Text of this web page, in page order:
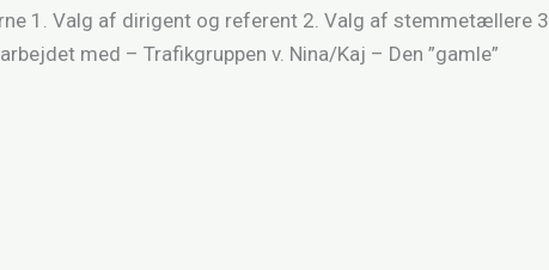
1. Valg af dirigent og referent 2. Valg af stemmetællere 3.
med – Trafikgruppen v. Nina/Kaj – Den ”gamle”